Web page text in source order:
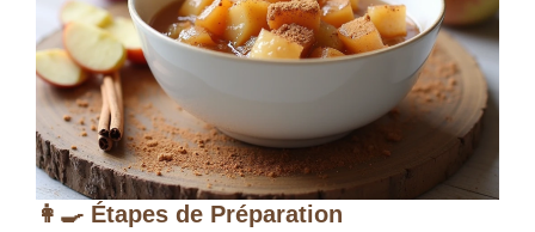
👩‍🍳 Étapes de Préparation